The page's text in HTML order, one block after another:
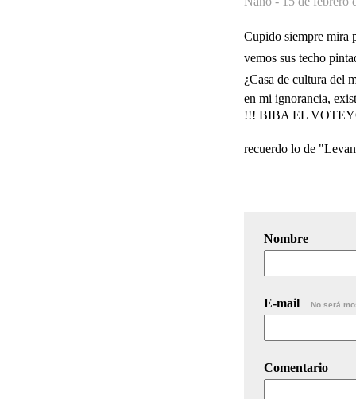
Cupido siempre mira
vemos sus techo
¿Casa de cultura del
en mi ignorancia,
!!! BIBA EL
recuerdo lo de
Nombre
E-mail No será
Comentario